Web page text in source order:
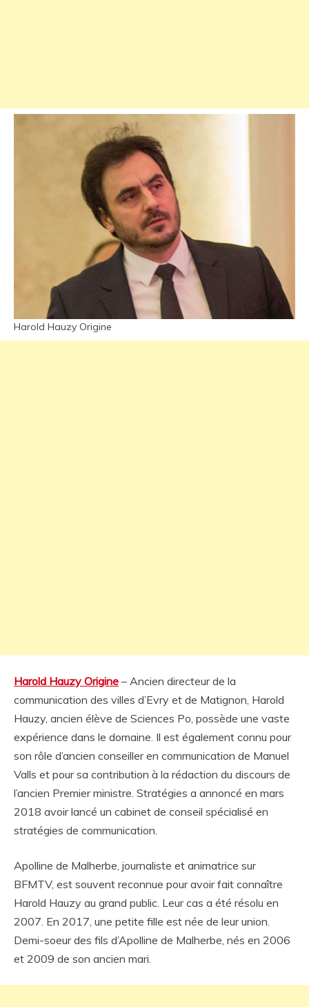
Harold Hauzy Origine
Harold Hauzy Origine – Ancien directeur de la
communication des villes d’Evry et de Matignon, Harold
Hauzy, ancien élève de Sciences Po, possède une vaste
expérience dans le domaine. Il est également connu pour
son rôle d’ancien conseiller en communication de Manuel
Valls et pour sa contribution à la rédaction du discours de
l’ancien Premier ministre. Stratégies a annoncé en mars
2018 avoir lancé un cabinet de conseil spécialisé en
stratégies de communication.
Apolline de Malherbe, journaliste et animatrice sur
BFMTV, est souvent reconnue pour avoir fait connaître
Harold Hauzy au grand public. Leur cas a été résolu en
2007. En 2017, une petite fille est née de leur union.
Demi-soeur des fils d’Apolline de Malherbe, nés en 2006
et 2009 de son ancien mari.